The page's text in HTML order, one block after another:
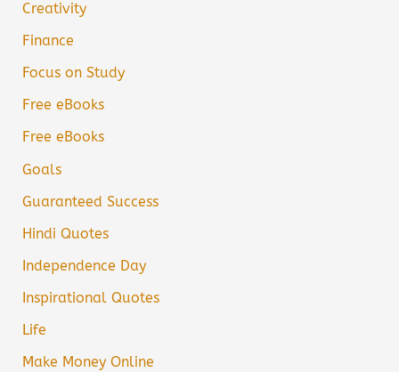
Creativity
Finance
Focus on Study
Free eBooks
Free eBooks
Goals
Guaranteed Success
Hindi Quotes
Independence Day
Inspirational Quotes
Life
Make Money Online